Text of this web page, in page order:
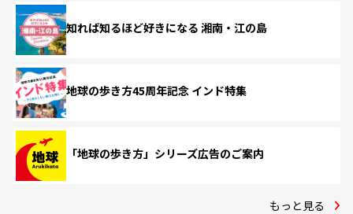
知れば知るほど好きになる 湘南・江の島
地球の歩き方45周年記念 インド特集
「地球の歩き方」シリーズ広告のご案内
もっと見る